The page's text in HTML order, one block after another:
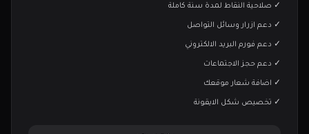
✓ صلاحية النقاط لمدة سنة كاملة
✓ دعم ازرار وسائل التواصل
✓ دعم فورم البريد الالكتروني
✓ دعم حجز الاجتماعات
✓ اضافة شعار موقعك
✓ تخصيص شكل الايقونة